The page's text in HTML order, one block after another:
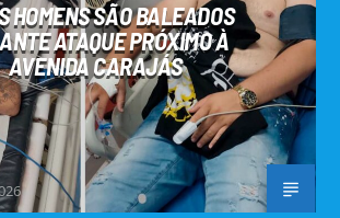
HOMENS SÃO BALEADOS
ATAQUE PRÓXIMO À
AVENIDA CARAJÁS